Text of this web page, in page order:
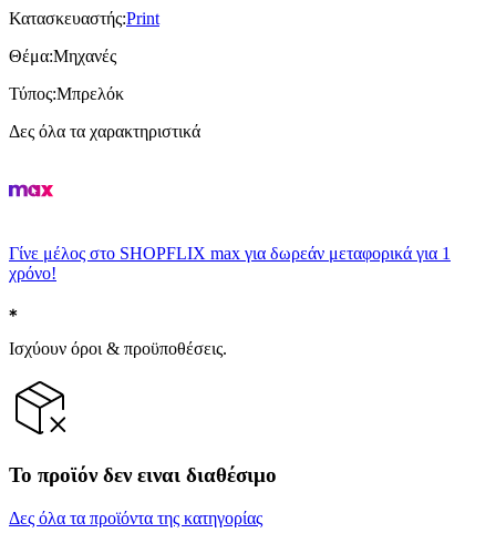
Κατασκευαστής:Print
Θέμα:Μηχανές
Τύπος:Μπρελόκ
Δες όλα τα χαρακτηριστικά
Γίνε μέλος στο SHOPFLIX max για δωρεάν μεταφορικά για 1
χρόνο!
Ισχύουν όροι & προϋποθέσεις.
Το προϊόν δεν ειναι διαθέσιμο
Δες όλα τα προϊόντα της κατηγορίας